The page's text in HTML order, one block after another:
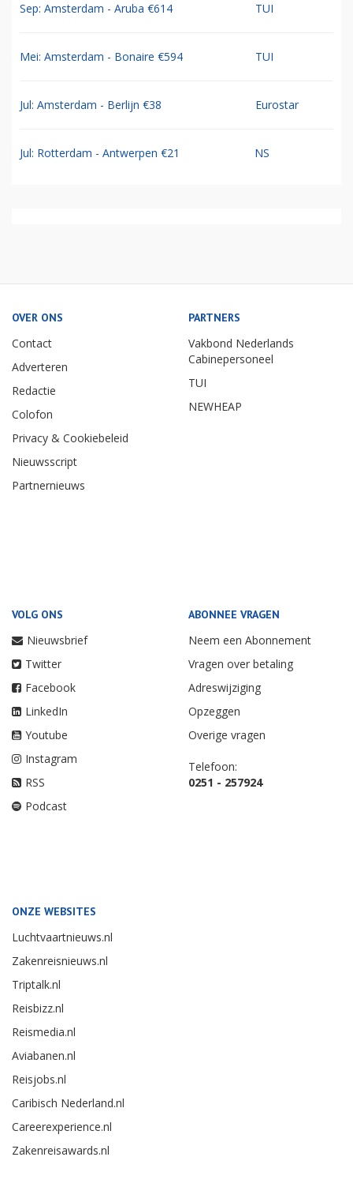
Sep: Amsterdam - Aruba €614 TUI
Mei: Amsterdam - Bonaire €594 TUI
Jul: Amsterdam - Berlijn €38 Eurostar
Jul: Rotterdam - Antwerpen €21 NS
OVER ONS
Contact
Adverteren
Redactie
Colofon
Privacy & Cookiebeleid
Nieuwsscript
Partnernieuws
PARTNERS
Vakbond Nederlands
Cabinepersoneel
TUI
NEWHEAP
VOLG ONS
Nieuwsbrief
Twitter
Facebook
LinkedIn
Youtube
Instagram
RSS
Podcast
ABONNEE VRAGEN
Neem een Abonnement
Vragen over betaling
Adreswijziging
Opzeggen
Overige vragen
Telefoon:
0251 - 257924
ONZE WEBSITES
Luchtvaartnieuws.nl
Zakenreisnieuws.nl
Triptalk.nl
Reisbizz.nl
Reismedia.nl
Aviabanen.nl
Reisjobs.nl
Caribisch Nederland.nl
Careerexperience.nl
Zakenreisawards.nl